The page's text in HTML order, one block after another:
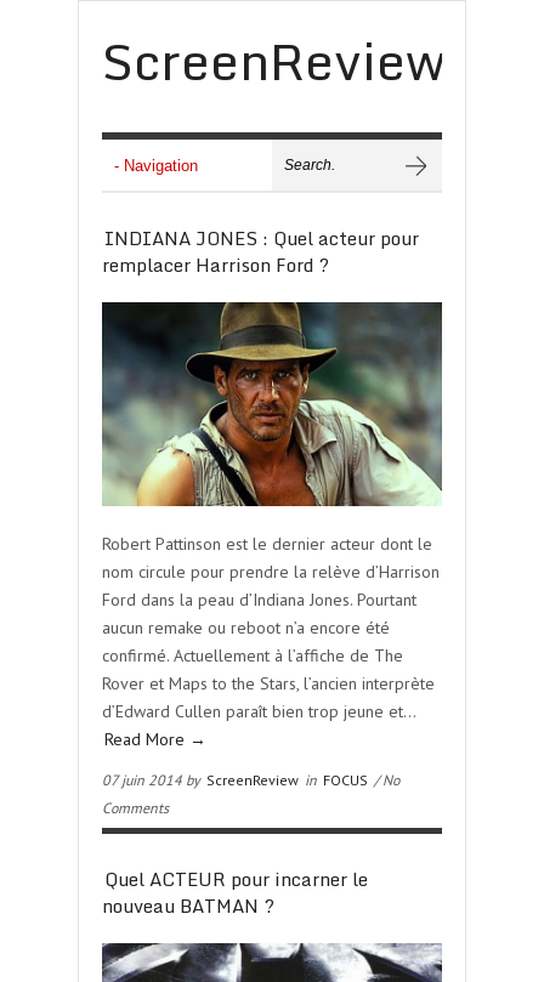
ScreenReview
INDIANA JONES : Quel acteur pour
remplacer Harrison Ford ?
Robert Pattinson est le dernier acteur dont le
nom circule pour prendre la relève d’Harrison
Ford dans la peau d’Indiana Jones. Pourtant
aucun remake ou reboot n’a encore été
confirmé. Actuellement à l’affiche de The
Rover et Maps to the Stars, l’ancien interprète
d’Edward Cullen paraît bien trop jeune et…
Read More →
07 juin 2014 by ScreenReview in FOCUS / No
Comments
Quel ACTEUR pour incarner le
nouveau BATMAN ?